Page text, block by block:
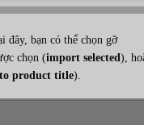
đây, bạn có thể chọn gỡ
chọn (import selected),
product title).